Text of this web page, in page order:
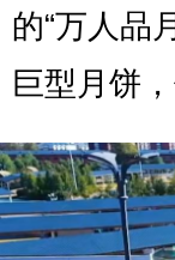
的“万人品
巨型月饼